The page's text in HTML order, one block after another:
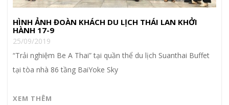
HÌNH ẢNH ĐOÀN KHÁCH DU LỊCH THÁI LAN KHỞI
HÀNH 17-9
25/09/2019
“Trải nghiệm Be A Thai” tại quần thể du lịch Suanthai Buffet
tại tòa nhà 86 tầng BaiYoke Sky
XEM THÊM